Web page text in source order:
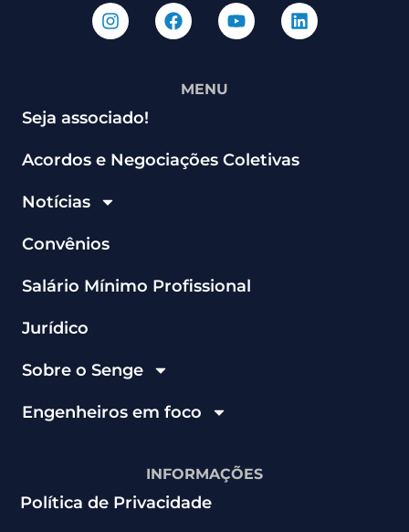
MENU
Seja associado!
Acordos e Negociações Coletivas
Notícias
Convênios
Salário Mínimo Profissional
Jurídico
Sobre o Senge
Engenheiros em foco
INFORMAÇÕES
Política de Privacidade